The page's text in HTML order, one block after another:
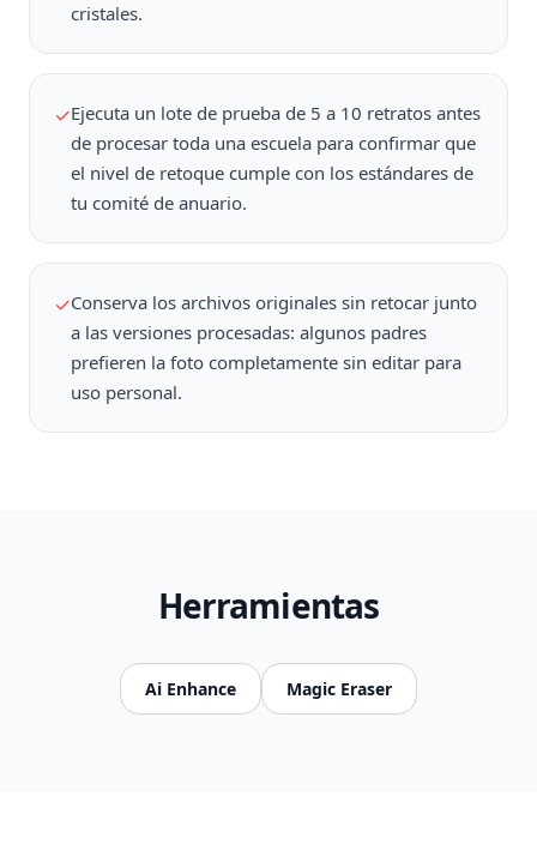
cristales.
✓Ejecuta un lote de prueba de 5 a 10 retratos antes
de procesar toda una escuela para confirmar que
el nivel de retoque cumple con los estándares de
tu comité de anuario.
✓Conserva los archivos originales sin retocar junto
a las versiones procesadas: algunos padres
prefieren la foto completamente sin editar para
uso personal.
Herramientas
Ai Enhance Magic Eraser